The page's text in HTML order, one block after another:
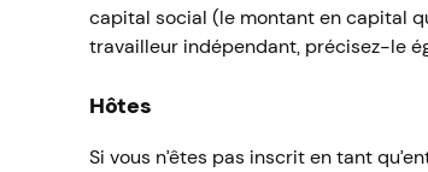
capital social (le montant en capital
travailleur indépendant, précisez-le
Hôtes
Si vous n’êtes pas inscrit en tant